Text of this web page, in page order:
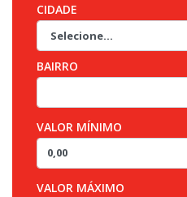
CIDADE
BAIRRO
VALOR MÍNIMO
VALOR MÁXIMO